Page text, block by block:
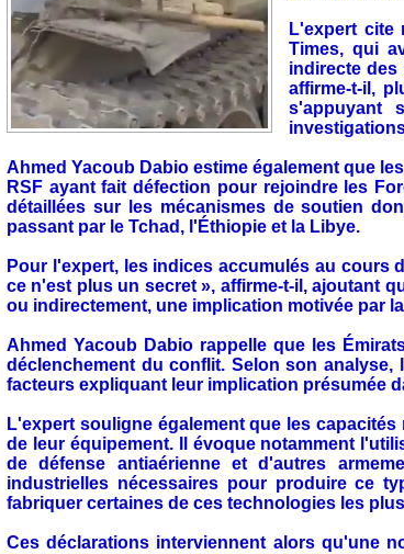
L'expert cite
Times, qui
indirecte des
affirme-t-il,
s'appuyant
Ahmed Yacoub Dabio estime également que
RSF ayant fait défection pour rejoindre les
détaillées sur les mécanismes de soutien
passant par le Tchad, l'Éthiopie et la Libye.
Pour l'expert, les indices accumulés au cours
ce n'est plus un secret », affirme-t-il, ajoutant
ou indirectement, une implication motivée par
Ahmed Yacoub Dabio rappelle que les
déclenchement du conflit. Selon son
facteurs expliquant leur implication présumée
L'expert souligne également que les
de leur équipement. Il évoque notamment
de défense antiaérienne et d'autres
industrielles nécessaires pour produire ce
fabriquer certaines de ces technologies les
Ces déclarations interviennent alors qu'une